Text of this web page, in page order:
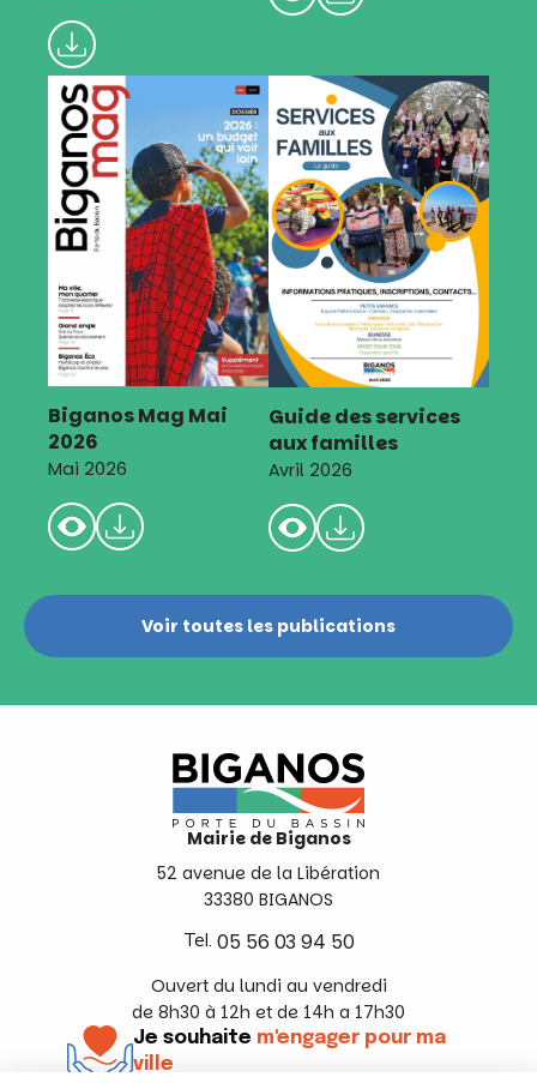
Biganos Mag Mai
2026
Mai 2026
Guide des services
aux familles
Avril 2026
Voir toutes les publications
Mairie de Biganos
52 avenue de la Libération
33380 BIGANOS
Tel. 05 56 03 94 50
Ouvert du lundi au vendredi
de 8h30 à 12h et de 14h a 17h30
Je souhaite m'engager pour ma
ville